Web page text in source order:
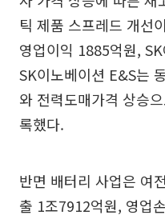
틱 제품 스프레드 개선
영업이익 1885억원,
SK이노베이션 E&S는
와 전력도매가격 상승
록했다.
반면 배터리 사업은 여
출 1조7912억원, 영업